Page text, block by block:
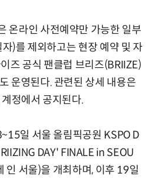
온라인 사전예약만 가능한 일부
)를 제외하고는 현장 예약 및 자
즈 공식 팬클럽 브리즈(BRIIZE)
운영된다. 관련된 상세 내용은
정에서 공지된다.
일 서울 올림픽공원 KSPO D
DAY' FINALE in SEOU
인 서울)을 개최하며, 이후 19일